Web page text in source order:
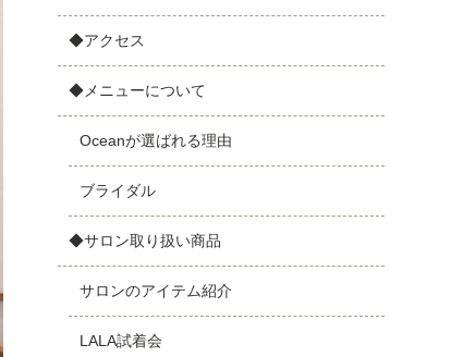
◆アクセス
◆メニューについて
Oceanが選ばれる理由
ブライダル
◆サロン取り扱い商品
サロンのアイテム紹介
LALA試着会